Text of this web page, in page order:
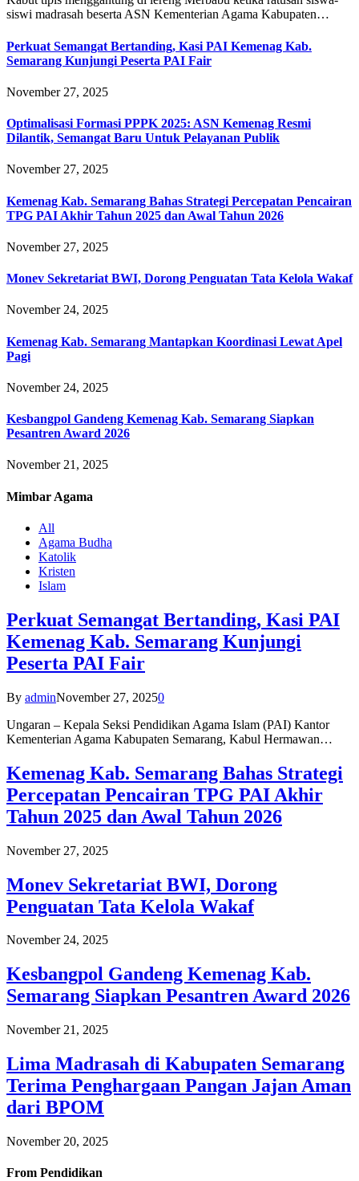
siswi madrasah beserta ASN Kementerian Agama Kabupaten…
Perkuat Semangat Bertanding, Kasi PAI Kemenag Kab.
Semarang Kunjungi Peserta PAI Fair
November 27, 2025
Optimalisasi Formasi PPPK 2025: ASN Kemenag Resmi
Dilantik, Semangat Baru Untuk Pelayanan Publik
November 27, 2025
Kemenag Kab. Semarang Bahas Strategi Percepatan Pencairan
TPG PAI Akhir Tahun 2025 dan Awal Tahun 2026
November 27, 2025
Monev Sekretariat BWI, Dorong Penguatan Tata Kelola Wakaf
November 24, 2025
Kemenag Kab. Semarang Mantapkan Koordinasi Lewat Apel
Pagi
November 24, 2025
Kesbangpol Gandeng Kemenag Kab. Semarang Siapkan
Pesantren Award 2026
November 21, 2025
Mimbar Agama
All
Agama Budha
Katolik
Kristen
Islam
Perkuat Semangat Bertanding, Kasi PAI
Kemenag Kab. Semarang Kunjungi
Peserta PAI Fair
By adminNovember 27, 20250
Ungaran – Kepala Seksi Pendidikan Agama Islam (PAI) Kantor
Kementerian Agama Kabupaten Semarang, Kabul Hermawan…
Kemenag Kab. Semarang Bahas Strategi
Percepatan Pencairan TPG PAI Akhir
Tahun 2025 dan Awal Tahun 2026
November 27, 2025
Monev Sekretariat BWI, Dorong
Penguatan Tata Kelola Wakaf
November 24, 2025
Kesbangpol Gandeng Kemenag Kab.
Semarang Siapkan Pesantren Award 2026
November 21, 2025
Lima Madrasah di Kabupaten Semarang
Terima Penghargaan Pangan Jajan Aman
dari BPOM
November 20, 2025
From Pendidikan